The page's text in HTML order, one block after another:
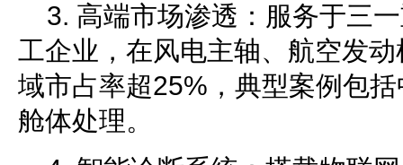
3. 高端市场渗透：服务于三
工企业，在风电主轴、航空发
域市占率超25%，典型案例包
舱体处理。